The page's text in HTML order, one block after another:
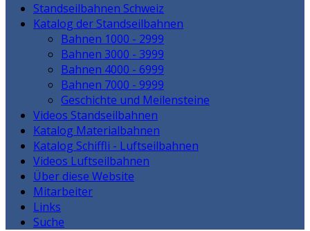
Standseilbahnen Schweiz
Katalog der Standseilbahnen
Bahnen 1000 - 2999
Bahnen 3000 - 3999
Bahnen 4000 - 6999
Bahnen 7000 - 9999
Geschichte und Meilensteine
Videos Standseilbahnen
Katalog Materialbahnen
Katalog Schiffli - Luftseilbahnen
Videos Luftseilbahnen
Über diese Website
Mitarbeiter
Links
Suche